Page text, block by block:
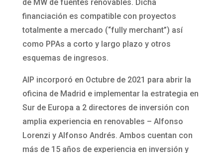
de MW de fuentes renovables. Dicha
financiación es compatible con proyectos
totalmente a mercado (“fully merchant”) así
como PPAs a corto y largo plazo y otros
esquemas de ingresos.
AIP incorporó en Octubre de 2021 para abrir la
oficina de Madrid e implementar la estrategia en
Sur de Europa a 2 directores de inversión con
amplia experiencia en renovables – Alfonso
Lorenzi y Alfonso Andrés. Ambos cuentan con
más de 15 años de experiencia en inversión y